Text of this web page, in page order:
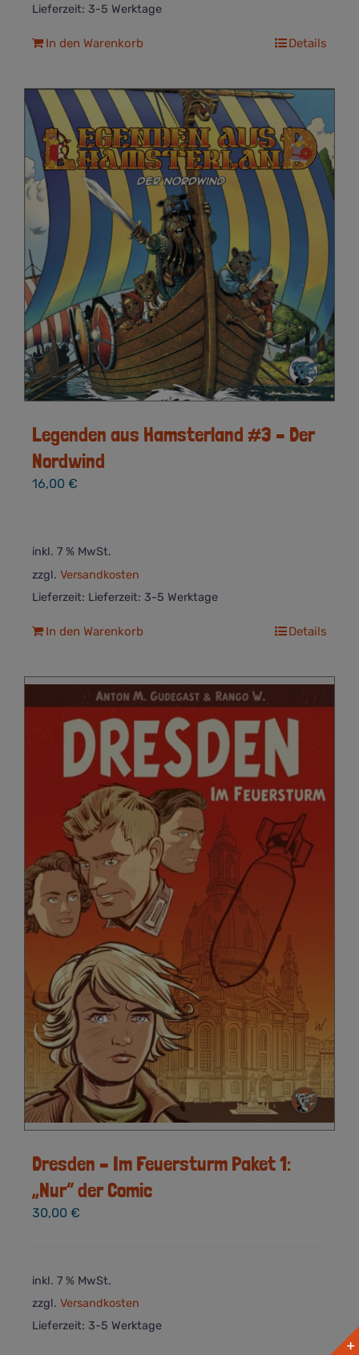
Lieferzeit: 3-5 Werktage
In den Warenkorb Details
Legenden aus Hamsterland #3 – Der
Nordwind
16,00 €
inkl. 7 % MwSt.
zzgl. Versandkosten
Lieferzeit: Lieferzeit: 3-5 Werktage
In den Warenkorb Details
Dresden – Im Feuersturm Paket 1:
„Nur“ der Comic
30,00 €
inkl. 7 % MwSt.
zzgl. Versandkosten
Lieferzeit: 3-5 Werktage